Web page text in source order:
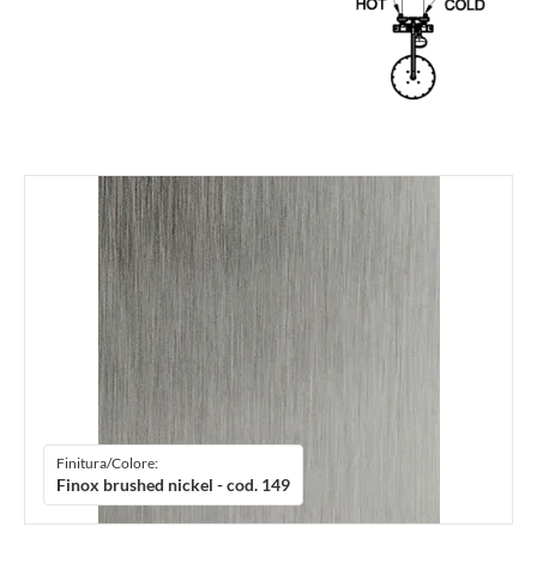
Finitura/Colore:
Finox brushed nickel - cod. 149